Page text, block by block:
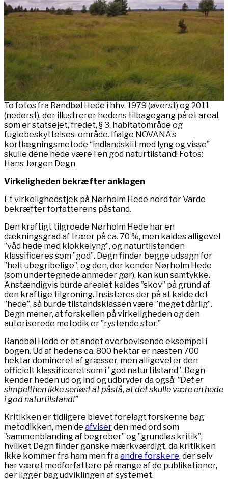
To fotos fra Randbøl Hede i hhv. 1979 (øverst) og 2011
(nederst), der illustrerer hedens tilbagegang på et areal,
som er statsejet, fredet, § 3, habitatområde og
fuglebeskyttelses-område. Ifølge NOVANA’s
kortlægningsmetode “indlandsklit med lyng og visse”
skulle dene hede være i en god naturtilstand! Fotos:
Hans Jørgen Degn
Virkeligheden bekræfter anklagen
Et virkelighedstjek på Nørholm Hede nord for Varde
bekræfter forfatterens påstand.
Den kraftigt tilgroede Nørholm Hede har en
dækningsgrad af træer på ca. 70 %, men kaldes alligevel
”våd hede med klokkelyng”, og naturtilstanden
klassificeres som ”god”. Degn finder begge udsagn for
”helt ubegribelige”, og den, der kender Nørholm Hede
(som undertegnede anmeder gør), kan kun samtykke.
Anstændigvis burde arealet kaldes ”skov” på grund af
den kraftige tilgroning. Insisteres der på at kalde det
”hede”, så burde tilstandsklassen være ”meget dårlig”.
Degn mener, at forskellen på virkeligheden og den
autoriserede metodik er ”rystende stor.”
Randbøl Hede er et andet overbevisende eksempel i
bogen. Ud af hedens ca. 800 hektar er næsten 700
hektar domineret af græsser, men alligevel er den
officielt klassificeret som i ”god naturtilstand”. Degn
kender heden ud og ind og udbryder da også: ”Det er
simpelthen ikke seriøst at påstå, at det skulle være en hede
i god naturtilstand!”
Kritikken er tidligere blevet forelagt forskerne bag
metodikken, men de afviserden med ord som
”sammenblanding af begreber” og ”grundløs kritik”,
hvilket Degn finder ganske mærkværdigt, da kritikken
ikke kommer fra ham men fraandre forskere, der selv
har været medforfattere på mange af de publikationer,
der ligger bag udviklingen af systemet.